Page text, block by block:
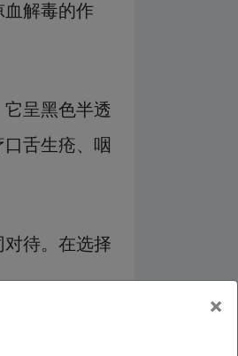
解毒的作
呈黑色半透
舌生疮、咽
待。在选择
×